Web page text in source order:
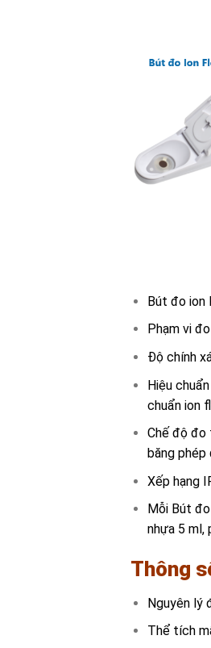
Bút đo ion
Phạm vi
Độ chính
Hiệu
chuẩn ion
Chế độ đo
băng phép
Xếp hạng
Mỗi Bút
nhựa 5 ml,
Thông
Nguyên lý
Thể tích